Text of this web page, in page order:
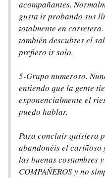
acompañantes.
gusta ir probando sus
totalmente en
también descubres el
prefiero ir solo.
5-Grupo numeroso.
entiendo que la gente
exponencialmente el
puedo hablar.
Para concluir quisiera
abandonéis el cariñoso
las buenas costumbres
COMPAÑEROS y no